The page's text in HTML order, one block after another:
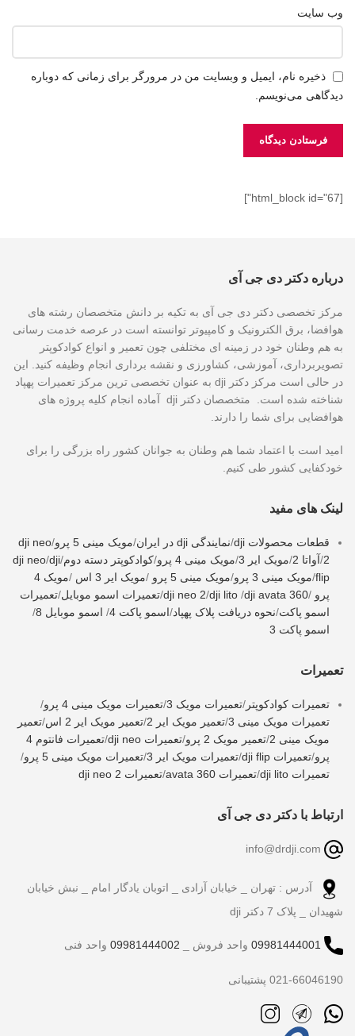
وب‌ سایت
ذخیره نام، ایمیل و وبسایت من در مرورگر برای زمانی که دوباره
دیدگاهی می‌نویسم.
[html_block id="67"]
درباره دکتر دی جی آی
مرکز تخصصی دکتر دی جی آی به تکیه بر دانش متخصصان رشته های
هوافضا، برق الکترونیک و کامپیوتر توانسته است در عرصه خدمت رسانی
به هم وطنان خود در زمینه ای مختلفی چون تعمیر و انواع کوادکوپتر
تصویربرداری، آموزشی، کشاورزی و نقشه برداری انجام وظیفه کنید. این
در حالی است مرکز دکتر dji به عنوان تخصصی ترین مرکز تعمیرات پهپاد
شناخته شده است. متخصصان دکتر dji آماده انجام کلیه پروژه های
هوافضایی برای شما را دارند.
امید است با اعتماد شما هم وطنان به جوانان کشور راه بزرگی را برای
خودکفایی کشور طی کنیم.
لینک های مفید
قطعات محصولات dji /نمایندگی dji در ایران /مویک مینی 5 پرو /
dji neo
2
/آواتا 2 /مویک ایر 3 /مویک مینی 4 پرو /کوادکوپتر دسته دوم/
dji neo/dji
flip
/مویک مینی 3 پرو /مویک مینی 5 پرو /مویک ایر 3 اس /
مویک 4
پرو /
dji neo 2/dji lito /dji avata 360
/تعمیرات اسمو موبایل/تعمیرات
اسمو پاکت/نحوه دریافت پلاک پهپاد/اسمو پاکت 4 / اسمو موبایل 8
/
اسمو پاکت 3
تعمیرات
تعمیرات کوادکوپتر /تعمیرات مویک 3 /تعمیرات مویک مینی 4 پرو
/
تعمیرات مویک مینی 3
/تعمیر مویک ایر 2 /تعمیر مویک ایر 2 اس /تعمیر
مویک مینی 2
/تعمیر مویک 2 پرو /تعمیرات dji neo /
تعمیرات فانتوم 4
پرو/تعمیرات dji flip /تعمیرات مویک ایر 3 /تعمیرات مویک مینی 5 پرو
/
تعمیرات dji lito
/تعمیرات avata 360 /تعمیرات dji neo 2
ارتباط با دکتر دی جی آی
آدرس : تهران _ خیابان آزادی _ اتوبان یادگار امام _ نبش خیابان
شهیدان _ پلاک 7 دکتر dji
09981444001 واحد فروش _ 09981444002 واحد فنی
021-66046190 پشتیبانی